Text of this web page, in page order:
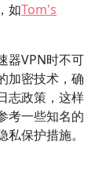
如Tom's
器VPN时不可
加密技术，确
志政策，这样
考一些知名的
保护措施。